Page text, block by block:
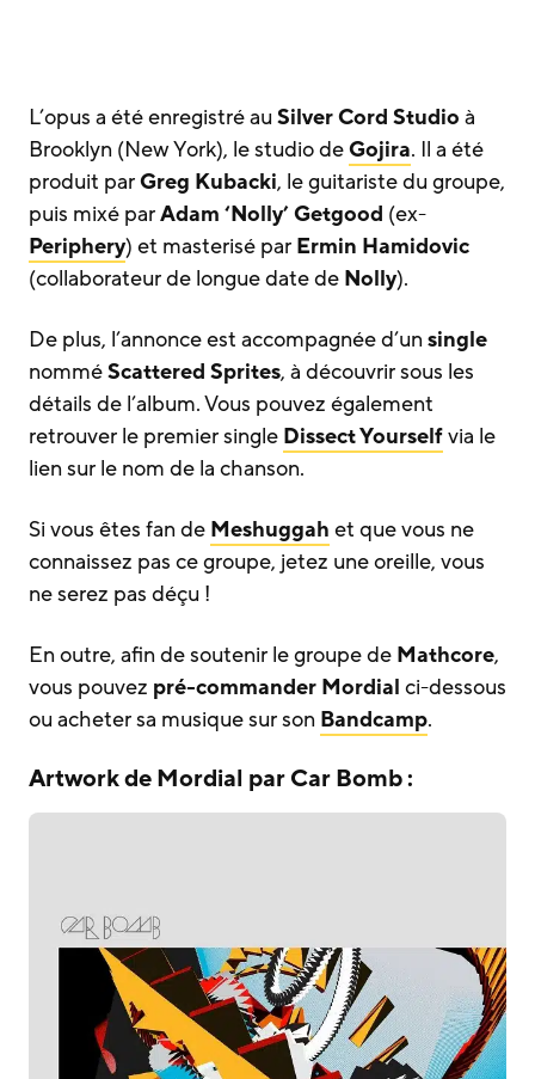
L’opus a été enregistré au Silver Cord Studio à
Brooklyn (New York), le studio deGojira. Il a été
produit parGreg Kubacki, le guitariste du groupe,
puis mixé parAdam ‘Nolly’ Getgood (ex-
Periphery) et masterisé par Ermin Hamidovic
(collaborateur de longue date de Nolly).
De plus, l’annonce est accompagnée d’un single
nomméScattered Sprites, à découvrir sous les
détails de l’album. Vous pouvez également
retrouver le premier single Dissect Yourselfvia le
lien sur le nom de la chanson.
Si vous êtes fan de Meshuggah et que vous ne
connaissez pas ce groupe, jetez une oreille, vous
ne serez pas déçu !
En outre, afin de soutenir le groupe de Mathcore,
vous pouvez pré-commander Mordial ci-dessous
ou acheter sa musique sur son Bandcamp.
Artwork de Mordial par Car Bomb :